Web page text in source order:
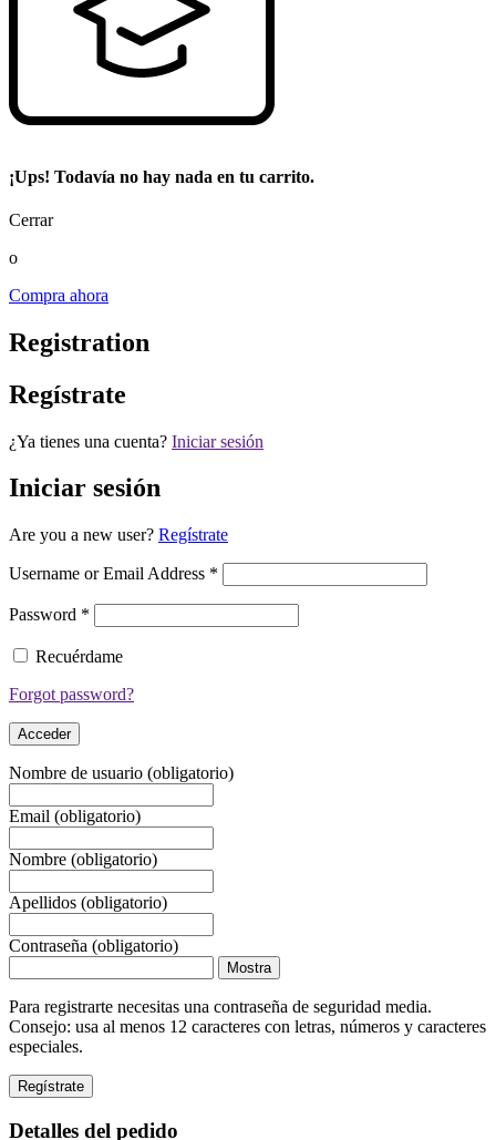
¡Ups! Todavía no hay nada en tu carrito.
Cerrar
o
Compra ahora
Registration
Regístrate
¿Ya tienes una cuenta? Iniciar sesión
Iniciar sesión
Are you a new user? Regístrate
Username or Email Address *
Password *
Recuérdame
Forgot password?
Nombre de usuario (obligatorio)
Email (obligatorio)
Nombre (obligatorio)
Apellidos (obligatorio)
Contraseña (obligatorio)
Mostra
Para registrarte necesitas una contraseña de seguridad media.
Consejo: usa al menos 12 caracteres con letras, números y caracteres
especiales.
Detalles del pedido